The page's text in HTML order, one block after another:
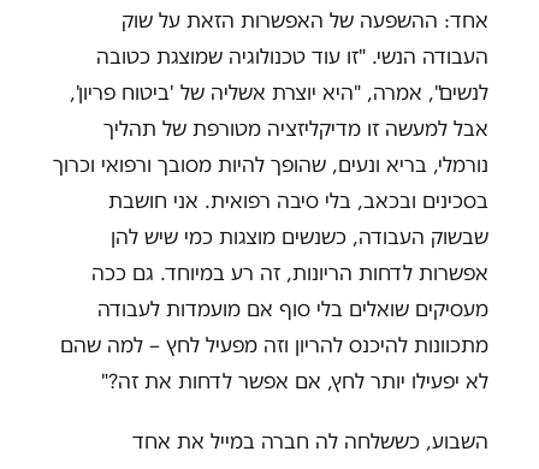
אחד: ההשפעה של האפשרות הזאת על שוק
העבודה הנשי. "זו עוד טכנולוגיה שמוצגת כטובה
לנשים", אמרה, "היא יוצרת אשליה של 'ביטוח פריון',
אבל למעשה זו מדיקליזציה מטורפת של תהליך
נורמלי, בריא ונעים, שהופך להיות מסובך ורפואי וכרוך
בסכינים ובכאב, בלי סיבה רפואית. אני חושבת
שבשוק העבודה, כשנשים מוצגות כמי שיש להן
אפשרות לדחות הריונות, זה רע במיוחד. גם ככה
מעסיקים שואלים בלי סוף אם מועמדות לעבודה
מתכוונות להיכנס להריון וזה מפעיל לחץ – למה שהם
לא יפעילו יותר לחץ, אם אפשר לדחות את זה?"
השבוע, כששלחה לה חברה במייל את אחד